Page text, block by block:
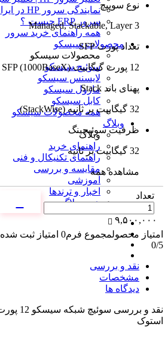
نمایندگی سرور HP در ایران
سرور ERP چیست ؟
همه راهنمای خرید سرور
محصولات سیسکو
محصولات سیسکو
سوئیچ سیسکو
لایسنس سیسکو
ماژول سیسکو
کابل سیسکو
همه محصولات سیسکو
وبلاگ
وبلاگ
راهنمای خرید
راهنمای تکنیکال و فنی
مقایسه و بررسی
آموزشی
اخبار و ترندها
همه وبلاگ
نوع سوییچ
Managed, Stackable, Layer 3
تعداد پورت SFP
12 پورت گیگابیت SFP (1000BaseX)
پهنای باند Stack
32 گیگابیت بر ثانیه (StackWise)
ظرفیت سوئیچینگ
32 گیگابیت بر ثانیه
مشاهده همه
تعداد
۹,۵۰۰,۰۰۰
امتیاز محصولمجموع فرم0 امتیاز ثبت شده
0/5
نقد و بررسی
مشخصات
دیدگاه ها
نقد و بررسی
استوک